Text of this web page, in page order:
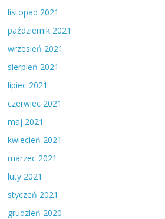
listopad 2021
październik 2021
wrzesień 2021
sierpień 2021
lipiec 2021
czerwiec 2021
maj 2021
kwiecień 2021
marzec 2021
luty 2021
styczeń 2021
grudzień 2020